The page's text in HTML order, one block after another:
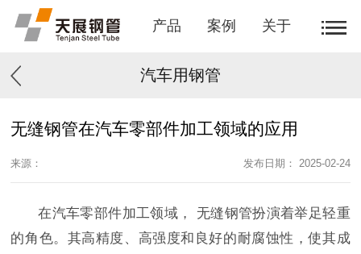
产品 案例 关于
汽车用钢管
无缝钢管在汽车零部件加工领域的应用
来源： 发布日期： 2025-02-24
在汽车零部件加工领域， 无缝钢管扮演着举足轻重
的角色。其高精度、高强度和良好的耐腐蚀性，使其成